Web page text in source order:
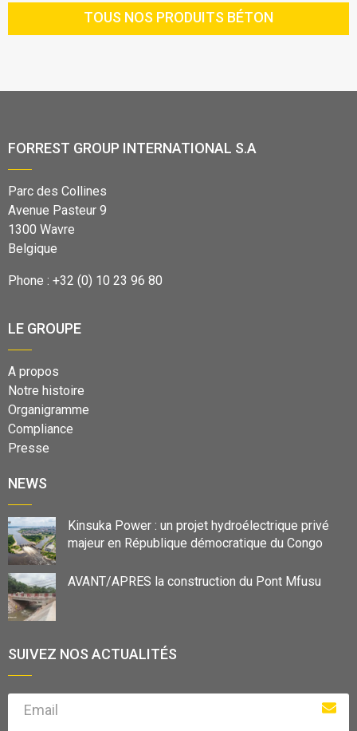
TOUS NOS PRODUITS BÉTON
FORREST GROUP INTERNATIONAL S.A
Parc des Collines
Avenue Pasteur 9
1300 Wavre
Belgique
Phone : +32 (0) 10 23 96 80
LE GROUPE
A propos
Notre histoire
Organigramme
Compliance
Presse
NEWS
Kinsuka Power : un projet hydroélectrique privé
majeur en République démocratique du Congo
AVANT/APRES la construction du Pont Mfusu
SUIVEZ NOS ACTUALITÉS
Email